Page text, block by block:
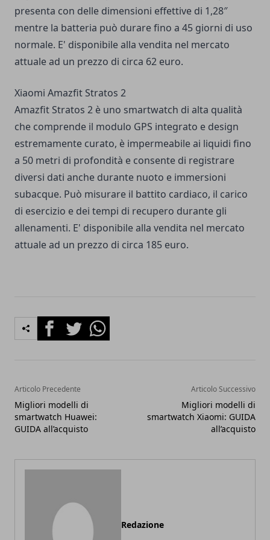
presenta con delle dimensioni effettive di 1,28″
mentre la batteria può durare fino a 45 giorni di uso
normale. E' disponibile alla vendita nel mercato
attuale ad un prezzo di circa 62 euro.
Xiaomi Amazfit Stratos 2
Amazfit Stratos 2 è uno smartwatch di alta qualità
che comprende il modulo GPS integrato e design
estremamente curato, è impermeabile ai liquidi fino
a 50 metri di profondità e consente di registrare
diversi dati anche durante nuoto e immersioni
subacque. Può misurare il battito cardiaco, il carico
di esercizio e dei tempi di recupero durante gli
allenamenti. E' disponibile alla vendita nel mercato
attuale ad un prezzo di circa 185 euro.
FacebookTwitterWhatsapp
Articolo Precedente
Migliori modelli di
smartwatch Huawei:
GUIDA all’acquisto
Articolo Successivo
Migliori modelli di
smartwatch Xiaomi: GUIDA
all’acquisto
Redazione